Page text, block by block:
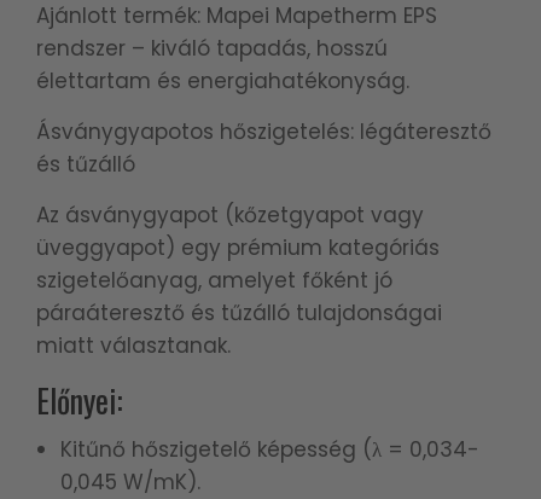
Ajánlott termék: Mapei Mapetherm EPS
rendszer – kiváló tapadás, hosszú
élettartam és energiahatékonyság.
Ásványgyapotos hőszigetelés: légáteresztő
és tűzálló
Az ásványgyapot (kőzetgyapot vagy
üveggyapot) egy prémium kategóriás
szigetelőanyag, amelyet főként jó
páraáteresztő és tűzálló tulajdonságai
miatt választanak.
Előnyei:
Kitűnő hőszigetelő képesség (λ = 0,034-
0,045 W/mK).